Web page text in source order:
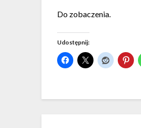
Do zobaczenia.
Udostępnij: